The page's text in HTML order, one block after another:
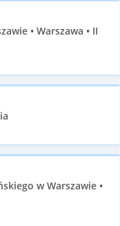
• Warszawa • II
w Warszawie •